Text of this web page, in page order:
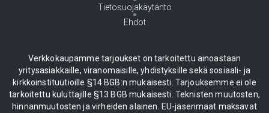
Tietosuojakäytäntö
Ehdot
Verkkokaupamme tarjoukset on tarkoitettu ainoastaan
yritysasiakkaille, viranomaisille, yhdistyksille sekä sosiaali- ja
kirkkoinstituutioille §14 BGB:n mukaisesti. Tarjouksemme ei ole
tarkoitettu kuluttajille §13 BGB mukaisesti. Teknisten muutosten,
hinnanmuutosten ja virheiden alainen. EU-jäsenmaat maksavat